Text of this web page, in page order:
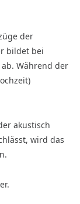
der
bildet bei
Während der
akustisch
wird das